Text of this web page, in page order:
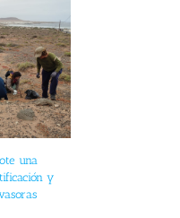
una
y